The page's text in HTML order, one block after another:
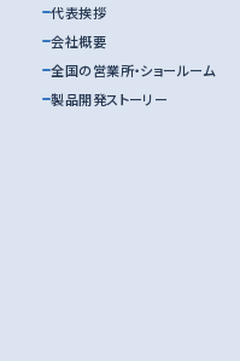
代表挨拶
会社概要
全国の営業所・ショールーム
製品開発ストーリー